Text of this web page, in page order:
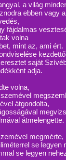
a világ
ebben vagy
fájdalmas
volna
mint az, ami ért.
saját
adja.
volna,
átgondolta,
átmelengette.
megmérte,
se legyen
se legyen